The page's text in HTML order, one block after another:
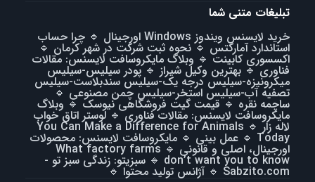
تبلیغات متنی شما
خرید لایسنس ویندوز Windows اورجینال
🔹 چرا حساب
استاندارد آمارکتس 🔹نحوه ثبت شرکت در شهر کرمان 🔹
اکسسوری کابینت 🔹 وبلاگ مایکروسافت لایسنس: مقالات
فناوری🔹 بهترین وکیل شیراز 🔹پودر سیلیس-سیلیس
میکرونیزه-سیلیس درجه یک-سیلیس سندبلاست-سیلیس
تصفیه آب-سیلیس استخر-سیلیس چمن مصنوعی 🔹
ساچمه نقره 🔹قیمت گیت فروشگاهی نیوسک 🔹 وبلاگ
مایکروسافت لایسنس: مقالات فناوری🔹لوستر اتاق خواب
لاله زار 🔹
You Can Make a Difference for Animals
Today
🔹 عمل بینی 🔹 مایکروسافت لایسنس: محصولات
اورجینال، اصلی و قانونی 🔹
What factory farms
don’t want you to know
🔹 سبزیتو: زندگی سبز تو -
Sabzito.com
🔹 آژانس تولید محتوا🔹